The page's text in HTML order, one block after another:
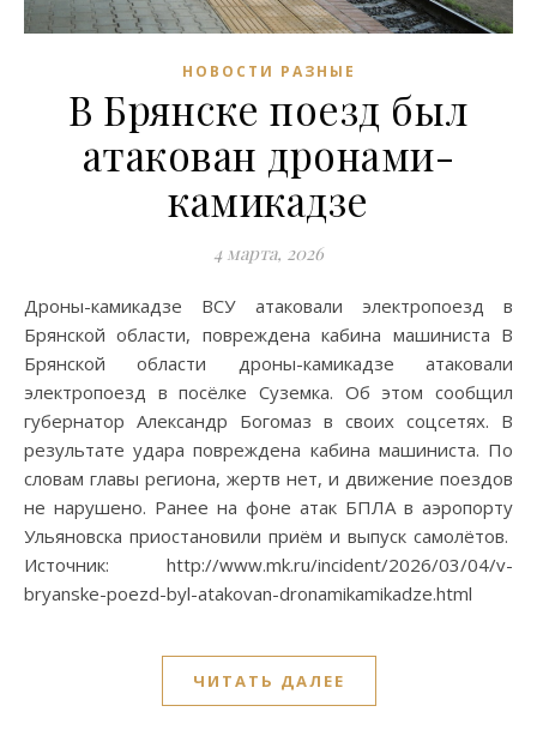
НОВОСТИ РАЗНЫЕ
В Брянске поезд был
атакован дронами-
камикадзе
4 марта, 2026
Дроны-камикадзе ВСУ атаковали электропоезд в
Брянской области, повреждена кабина машиниста В
Брянской области дроны-камикадзе атаковали
электропоезд в посёлке Суземка. Об этом сообщил
губернатор Александр Богомаз в своих соцсетях. В
результате удара повреждена кабина машиниста. По
словам главы региона, жертв нет, и движение поездов
не нарушено. Ранее на фоне атак БПЛА в аэропорту
Ульяновска приостановили приём и выпуск самолётов.
Источник: http://www.mk.ru/incident/2026/03/04/v-
bryanske-poezd-byl-atakovan-dronamikamikadze.html
ЧИТАТЬ ДАЛЕЕ